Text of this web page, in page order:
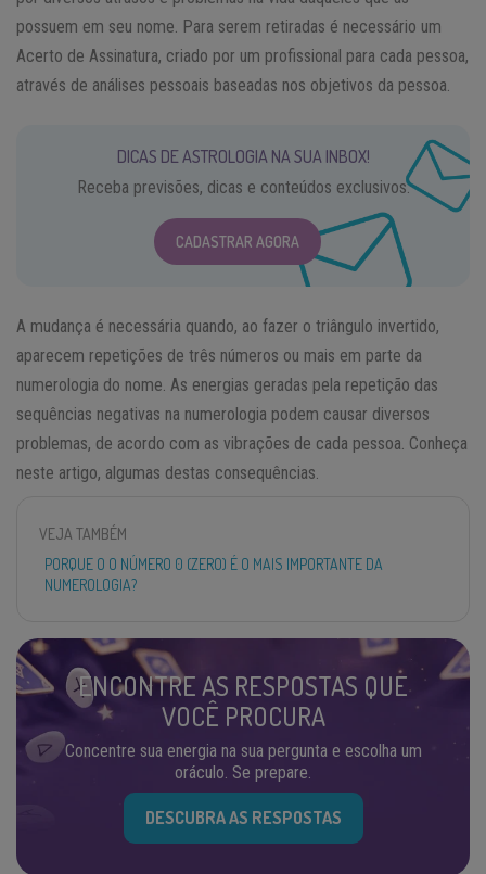
possuem em seu nome. Para serem retiradas é necessário um
Acerto de Assinatura, criado por um profissional para cada pessoa,
através de análises pessoais baseadas nos objetivos da pessoa.
DICAS DE ASTROLOGIA NA SUA INBOX!
Receba previsões, dicas e conteúdos exclusivos.
CADASTRAR AGORA
A mudança é necessária quando, ao fazer o triângulo invertido,
aparecem repetições de três números ou mais em parte da
numerologia do nome. As energias geradas pela repetição das
sequências negativas na numerologia podem causar diversos
problemas, de acordo com as vibrações de cada pessoa. Conheça
neste artigo, algumas destas consequências.
VEJA TAMBÉM
PORQUE O O NÚMERO 0 (ZERO) É O MAIS IMPORTANTE DA
NUMEROLOGIA?
ENCONTRE AS RESPOSTAS QUE
VOCÊ PROCURA
Concentre sua energia na sua pergunta e escolha um
oráculo. Se prepare.
DESCUBRA AS RESPOSTAS